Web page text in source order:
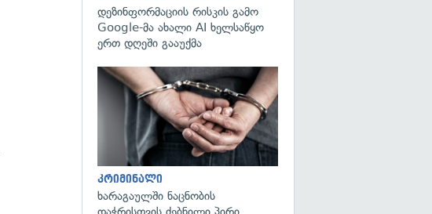
დეზინფორმაციის რისკის გამო
Google-მა ახალი AI ხელსაწყო
ერთ დღეში გააუქმა
კრიმინალი
ხარაგაულში ნაცნობის